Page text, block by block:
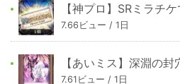
【神プロ】SRミラチ
7.66ビュー / 1日
【あいミス】深淵の封
7.61ビュー / 1日